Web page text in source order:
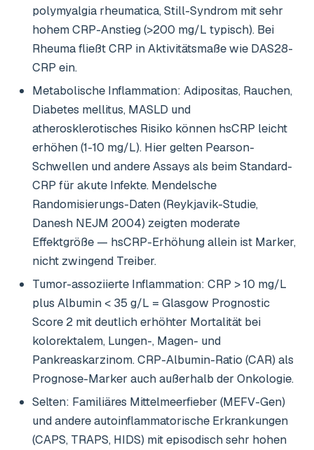
polymyalgia rheumatica, Still-Syndrom mit sehr
hohem CRP-Anstieg (>200 mg/L typisch). Bei
Rheuma fließt CRP in Aktivitätsmaße wie DAS28-
CRP ein.
Metabolische Inflammation: Adipositas, Rauchen,
Diabetes mellitus, MASLD und
atherosklerotisches Risiko können hsCRP leicht
erhöhen (1-10 mg/L). Hier gelten Pearson-
Schwellen und andere Assays als beim Standard-
CRP für akute Infekte. Mendelsche
Randomisierungs-Daten (Reykjavik-Studie,
Danesh NEJM 2004) zeigten moderate
Effektgröße — hsCRP-Erhöhung allein ist Marker,
nicht zwingend Treiber.
Tumor-assoziierte Inflammation: CRP > 10 mg/L
plus Albumin < 35 g/L = Glasgow Prognostic
Score 2 mit deutlich erhöhter Mortalität bei
kolorektalem, Lungen-, Magen- und
Pankreaskarzinom. CRP-Albumin-Ratio (CAR) als
Prognose-Marker auch außerhalb der Onkologie.
Selten: Familiäres Mittelmeerfieber (MEFV-Gen)
und andere autoinflammatorische Erkrankungen
(CAPS, TRAPS, HIDS) mit episodisch sehr hohen